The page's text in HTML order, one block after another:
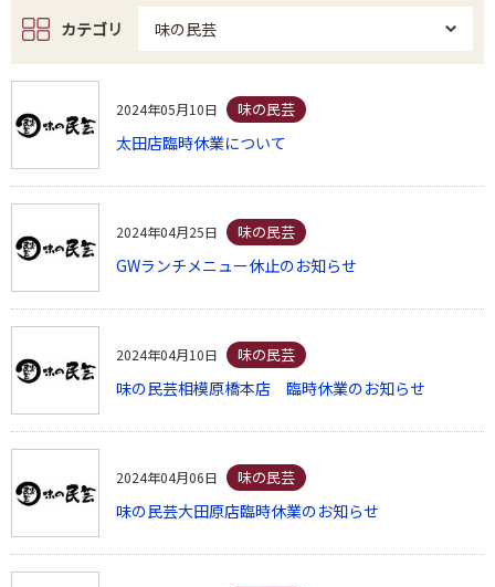
カテゴリ 味の民芸
2024年05月10日 味の民芸
太田店臨時休業について
2024年04月25日 味の民芸
GWランチメニュー休止のお知らせ
2024年04月10日 味の民芸
味の民芸相模原橋本店 臨時休業のお知らせ
2024年04月06日 味の民芸
味の民芸大田原店臨時休業のお知らせ